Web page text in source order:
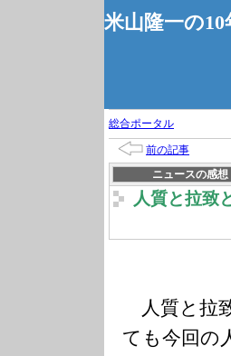
米山隆一の
総合ポータル
前の記事
ニュースの感想
人質と拉致
人質と拉
ても今回の